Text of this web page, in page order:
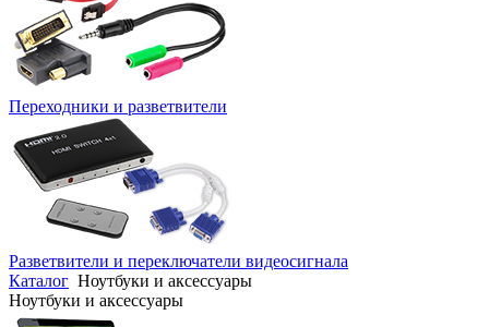
Переходники и разветвители
Разветвители и переключатели видеосигнала
Каталог Ноутбуки и аксессуары
Ноутбуки и аксессуары